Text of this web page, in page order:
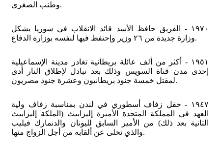
وطنب الصغرى.
١٩٧٠ - الفريق حافظ الأسد قائد الانقلاب في سوريا يشكل
وزارة جديدة من ٢٦ وزير وإحتفظ فيها لنفسه بوزارة الدفاع.
١٩٥١ - أكثر من ألف عائلة بريطانية تغادر مدينة الإسماعيلية
إحدى مدن قناة السويس وذلك بعد تبادل لإطلاق النار أدى
لمقتل خمسة جنود بريطانيون وعشرة جنود مصريون.
١٩٤٧ - حفل زفاف أسطوري في لندن بمناسبة زفاف ولية
العهد في المملكة المتحدة الأميرة إليزابيث (الملكة إليزابيث
الثانية بعد ذلك) من الأمير السابق لليونان والدنمارك فيليب
والذي تخلى عن ألقابه من أجل الزواج منها.